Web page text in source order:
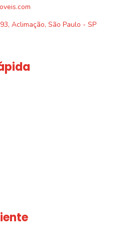
Aclimação, São Paulo - SP